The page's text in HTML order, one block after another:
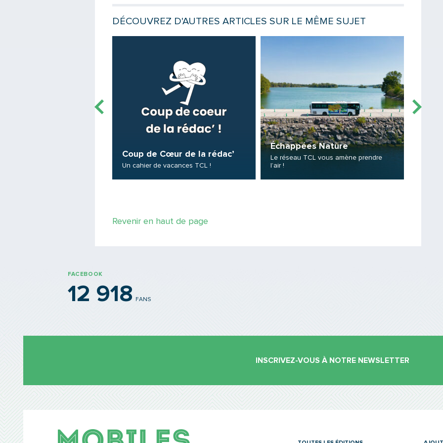
Votre email
DÉCOUVREZ D'AUTRES ARTICLES SUR LE MÊME SUJET
Coup de Cœur de la rédac’
Un cahier de vacances TCL !
Échappées Nature
Le réseau TCL vous amène prendre
l’air !
Revenir en haut de page
FACEBOOK
12 918 FANS
INSCRIVEZ-VOUS À NOTRE NEWSLETTER